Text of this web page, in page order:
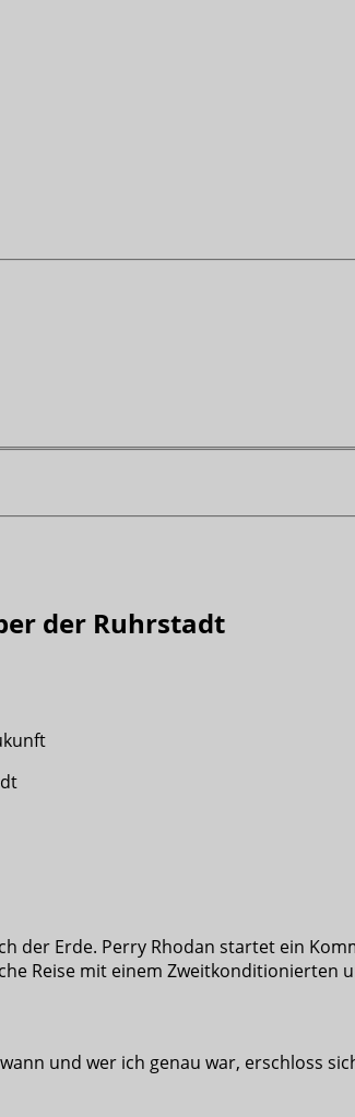
der Ruhrstadt
der Erde. Perry Rhodan startet ein
Reise mit einem Zweitkonditionierten
und wer ich genau war, erschloss